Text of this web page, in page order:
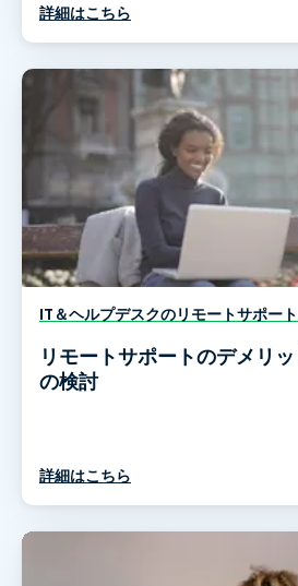
詳細はこちら
IT＆ヘルプデスクのリモートサポート
リモートサポートのデメリ
の検討
詳細はこちら